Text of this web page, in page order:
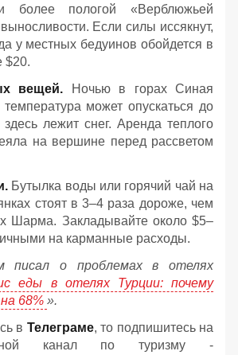
более пологой «Верблюжьей
Если силы иссякнут,
у местных бедуинов обойдется в
$20.
вещей. Ночью в горах Синая
может опускаться до
лежит снег. Аренда теплого
на вершине перед рассветом
Бутылка воды или горячий чай на
стоят в 3–4 раза дороже, чем
Шарма. Закладывайте около $5–
на карманные расходы.
писал о проблемах в отелях
еды в отелях Турции: почему
68% ».
в Телеграме, то подпишитесь на
канал по туризму -